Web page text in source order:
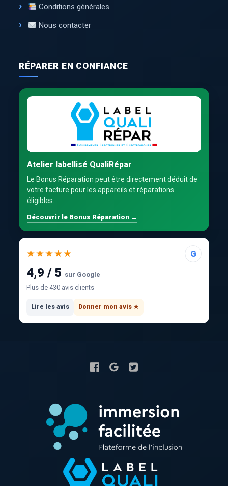
Conditions générales
Nous contacter
RÉPARER EN CONFIANCE
Atelier labellisé QualiRépar
Le Bonus Réparation peut être directement déduit de
votre facture pour les appareils et réparations
éligibles.
Découvrir le Bonus Réparation →
★★★★★ G
4,9 / 5 sur Google
Plus de 430 avis clients
Lire les avis Donner mon avis ★